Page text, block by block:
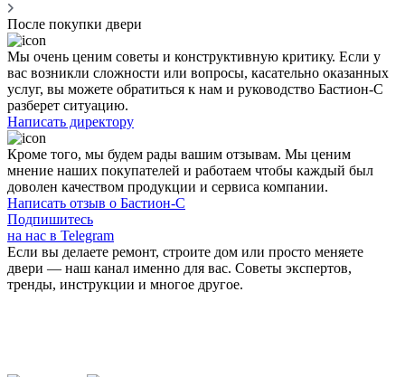
После покупки двери
Мы очень ценим советы и конструктивную критику. Если у
вас возникли сложности или вопросы, касательно оказанных
услуг, вы можете обратиться к нам и руководство Бастион-С
разберет ситуацию.
Написать директору
Кроме того, мы будем рады вашим отзывам. Мы ценим
мнение наших покупателей и работаем чтобы каждый был
доволен качеством продукции и сервиса компании.
Написать отзыв о Бастион-С
Подпишитесь
на нас в Telegram
Если вы делаете ремонт, строите дом или просто меняете
двери — наш канал именно для вас. Советы экспертов,
тренды, инструкции и многое другое.